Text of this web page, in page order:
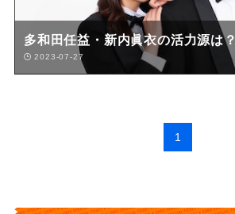
多和田任益・新内眞衣の活力源は？
2023-07-27
1